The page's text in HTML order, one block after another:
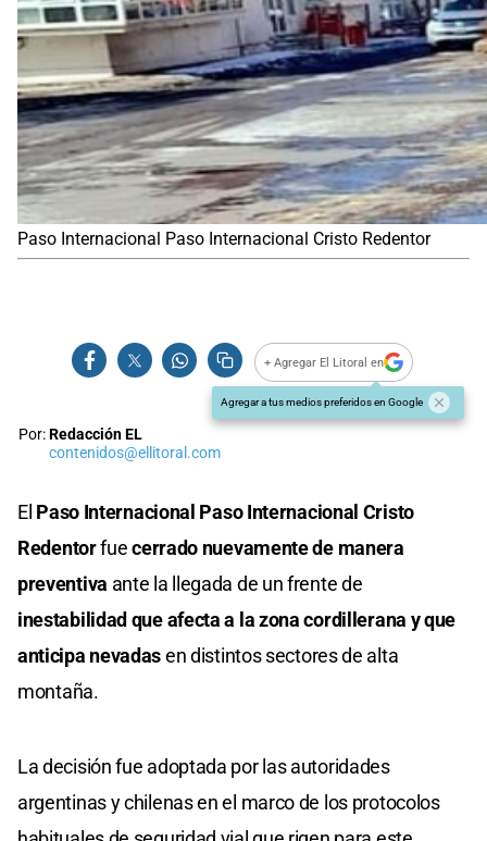
Paso Internacional Paso Internacional Cristo Redentor
+ Agregar El Litoral en
Agregar a tus medios preferidos en Google
Por:Redacción EL
contenidos@ellitoral.com
El Paso Internacional Paso Internacional Cristo
Redentorfuecerrado nuevamente de manera
preventiva ante la llegada de un frente de
inestabilidad que afecta a la zona cordillerana y que
anticipa nevadasen distintos sectores de alta
montaña.
La decisión fue adoptada por las autoridades
argentinas y chilenas en el marco de los protocolos